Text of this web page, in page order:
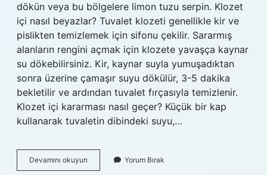
dökün veya bu bölgelere limon tuzu serpin. Klozet
içi nasıl beyazlar? Tuvalet klozeti genellikle kir ve
pislikten temizlemek için sifonu çekilir. Sararmış
alanların rengini açmak için klozete yavaşça kaynar
su dökebilirsiniz. Kir, kaynar suyla yumuşadıktan
sonra üzerine çamaşır suyu dökülür, 3-5 dakika
bekletilir ve ardından tuvalet fırçasıyla temizlenir.
Klozet içi kararması nasıl geçer? Küçük bir kap
kullanarak tuvaletin dibindeki suyu,…
Devamını okuyun
Ne
Yorum Bırak